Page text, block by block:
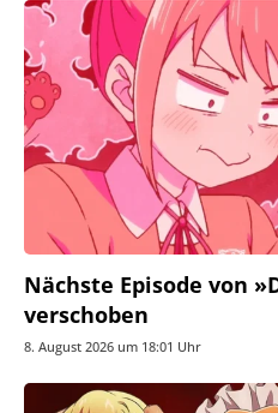
Nächste Episode von
verschoben
8. August 2026 um 18:01 Uhr